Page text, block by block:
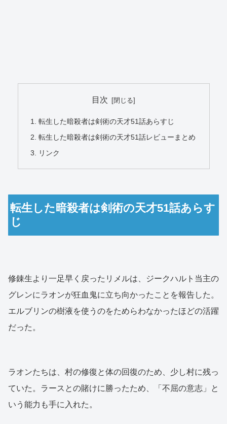
目次
転生した暗殺者は剣術の天才51話あらすじ
転生した暗殺者は剣術の天才51話レビューまとめ
リンク
転生した暗殺者は剣術の天才51話あらす
じ
修錬生より一足早く戻ったリメルは、ジークハルト当主の
グレンにラオンが狂血鬼に立ち向かったことを報告した。
エルブリンの樹液を使うのをためらわなかったほどの活躍
だった。
ラオンたちは、村の修復と体の回復のため、少し村に残っ
ていた。ラースとの賭けに勝ったため、「不屈の意志」と
いう能力も手に入れた。